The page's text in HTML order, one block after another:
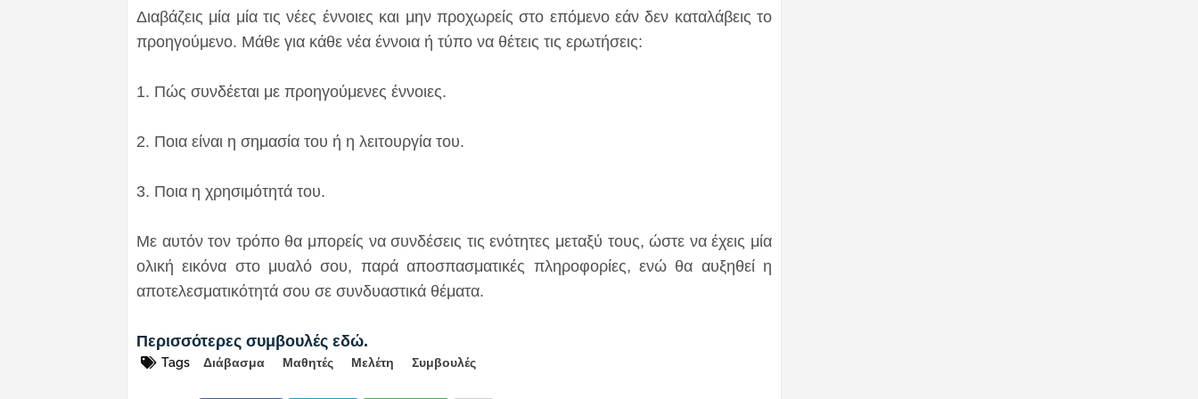
Διαβάζεις μία μία τις νέες έννοιες και μην προχωρείς στο επόμενο εάν δεν καταλάβεις το
προηγούμενο. Μάθε για κάθε νέα έννοια ή τύπο να θέτεις τις ερωτήσεις:
1. Πώς συνδέεται με προηγούμενες έννοιες.
2. Ποια είναι η σημασία του ή η λειτουργία του.
3. Ποια η χρησιμότητά του.
Με αυτόν τον τρόπο θα μπορείς να συνδέσεις τις ενότητες μεταξύ τους, ώστε να έχεις μία
ολική εικόνα στο μυαλό σου, παρά αποσπασματικές πληροφορίες, ενώ θα αυξηθεί η
αποτελεσματικότητά σου σε συνδυαστικά θέματα.
Περισσότερες συμβουλές εδώ.
Tags Διάβασμα Μαθητές Μελέτη Συμβουλές